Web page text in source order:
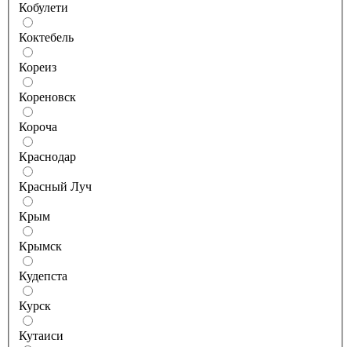
Кобулети
Коктебель
Кореиз
Кореновск
Короча
Краснодар
Красный Луч
Крым
Крымск
Кудепста
Курск
Кутаиси